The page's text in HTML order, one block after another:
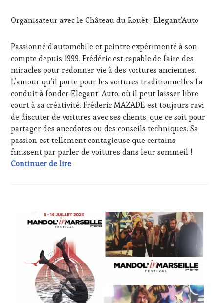
SALONS
VAR
VIGNOBLES
WINE
TASTING
VOUCHER,
WINE
TOURISM
FAME,
WINE
TOURISM
TOUR,
WINETASTINGVOUCHER.COM
Organisateur avec le Château du Rouët : Elegant’Auto
Passionné d’automobile et peintre expérimenté à son
compte depuis 1999. Frédéric est capable de faire des
miracles pour redonner vie à des voitures anciennes.
L’amour qu’il porte pour les voitures traditionnelles l’a
conduit à fonder Elegant’ Auto, où il peut laisser libre
court à sa créativité. Fréderic MAZADE est toujours ravi
de discuter de voitures avec ses clients, que ce soit pour
partager des anecdotes ou des conseils techniques. Sa
passion est tellement contagieuse que certains
finissent par parler de voitures dans leur sommeil !
Continuer de lirePhotothèque Chapeau bas à Matthieu
CHALLENGE
HORS
CONFORT,
CLUB
TASTING